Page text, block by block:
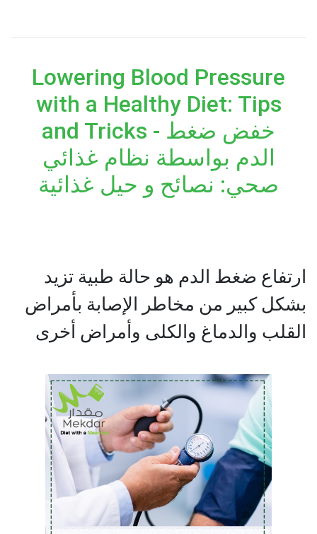
Lowering Blood Pressure
with a Healthy Diet: Tips
and Tricks - خفض ضغط
الدم بواسطة نظام غذائي
صحي: نصائح و حيل غذائية
ارتفاع ضغط الدم هو حالة طبية تزيد
بشكل كبير من مخاطر الإصابة بأمراض
القلب والدماغ والكلى وأمراض أخرى